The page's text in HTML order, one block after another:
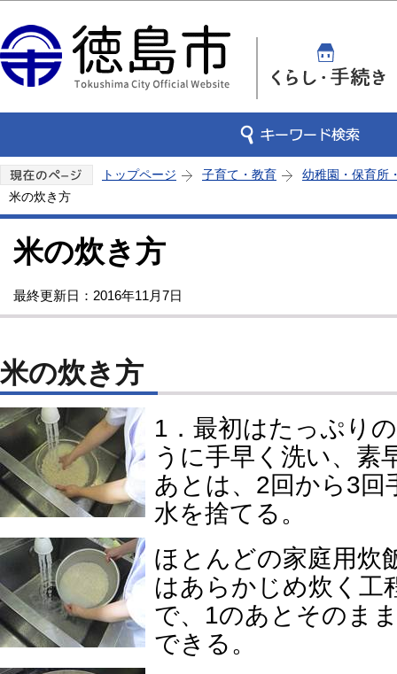
トップページ 子育て・教育
幼稚園・保育所
米の炊き方
米の炊き方
最終更新日：2016年11月7日
米の炊き方
1．最初はたっぷり
うに手早く洗い、素
あとは、2回から3回
水を捨てる。
ほとんどの家庭用炊
はあらかじめ炊く工
で、1のあとそのま
できる。